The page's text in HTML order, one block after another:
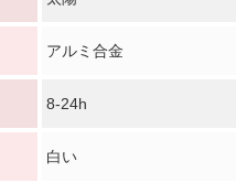
メッセージ
ご連絡いたします！
アルミ合金
8-24h
白い